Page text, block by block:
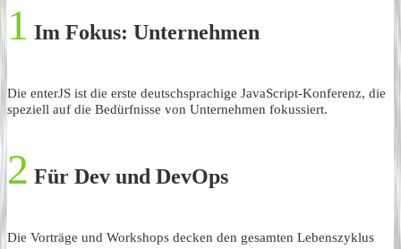
1 Im Fokus: Unternehmen
Die enterJS ist die erste deutschsprachige JavaScript-Konferenz, die
speziell auf die Bedürfnisse von Unternehmen fokussiert.
2 Für Dev und DevOps
Die Vorträge und Workshops decken den gesamten Lebenszyklus